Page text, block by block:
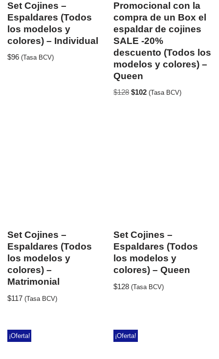
Set Cojines –
Espaldares (Todos
los modelos y
colores) – Individual
$96 (Tasa BCV)
Promocional con la
compra de un Box el
espaldar de cojines
SALE -20%
descuento (Todos los
modelos y colores) –
Queen
$128 $102 (Tasa BCV)
Set Cojines –
Espaldares (Todos
los modelos y
colores) –
Matrimonial
$117 (Tasa BCV)
Set Cojines –
Espaldares (Todos
los modelos y
colores) – Queen
$128 (Tasa BCV)
¡Oferta! ¡Oferta!